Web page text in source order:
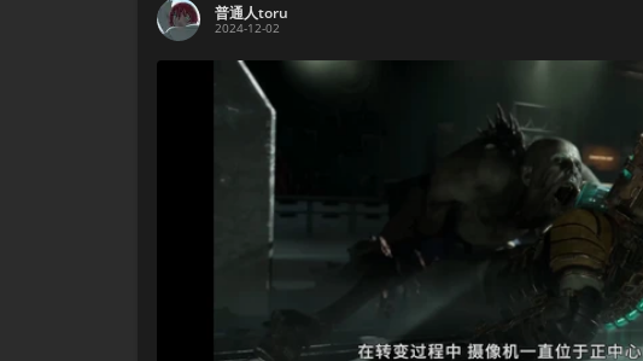
普通人toru
2024-12-02